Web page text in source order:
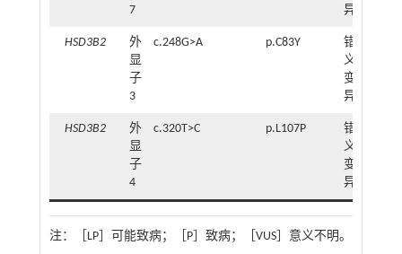
7
异
HSD3B2
外
显
子
3
c.248G>A p.C83Y
错
义
变
异
HSD3B2
外
显
子
4
c.320T>C p.L107P
错
义
变
异
注： ［LP］可能致病；［P］致病；［VUS］意义不明。